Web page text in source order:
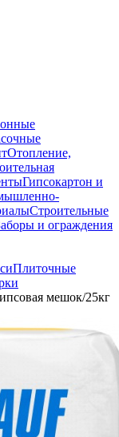
Отопление,
Гипсокартон и
Строительные
и ограждения
Плиточные
мешок/25кг